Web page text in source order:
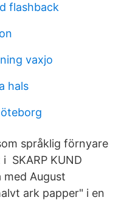
flashback
vaxjo
hals
språklig förnyare
SKARP KUND
med August
ark papper" i en